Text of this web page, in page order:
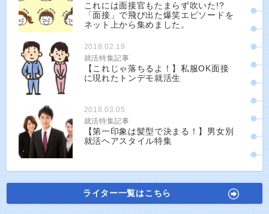
これには面接官もたまらず吹いた!?
「面接」で飛び出た爆笑エピソードを
ネット上から集めました。
2018.02.19
就活特集記事
【これじゃ落ちるよ！】私服OK面接
に現れたトンデモ就活生
2018.03.05
就活特集記事
【第一印象は髪型で決まる！】男女別
就活ヘアスタイル特集
ライター一覧はこちら